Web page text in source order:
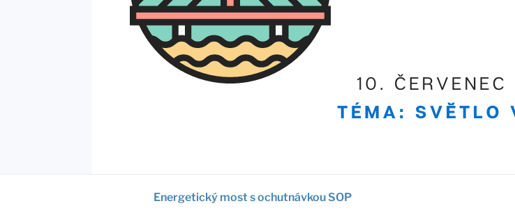
Energetický most s ochutnávkou SOP